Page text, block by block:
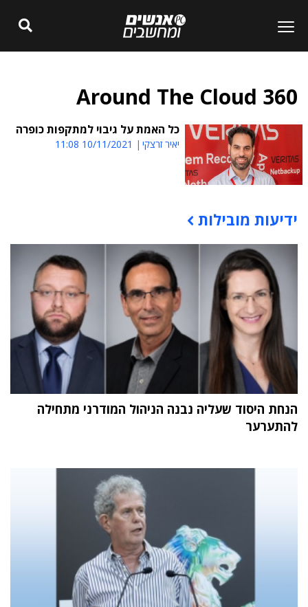
Around The Cloud 360
כל האמת על גיבוי למתקפות כופרה
יאיר זרצקי 10/11/2021 11:08
תוכן פרסומי
ידיעות מובילות
הנחת היסוד שעליה נבנה הניהול המודרני מתחילה
להתערער